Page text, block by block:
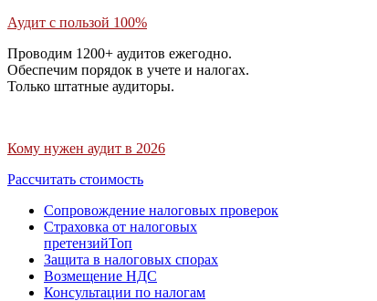
Аудит с пользой 100%
Проводим 1200+ аудитов ежегодно.
Обеспечим порядок в учете и налогах.
Только штатные аудиторы.
Кому нужен аудит в 2026
Рассчитать стоимость
Сопровождение налоговых проверок
Страховка от налоговых
претензийТоп
Защита в налоговых спорах
Возмещение НДС
Консультации по налогам